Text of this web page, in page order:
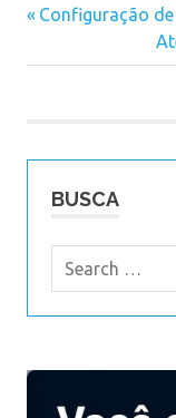
Navegação
Previous
Configuração
BUSCA